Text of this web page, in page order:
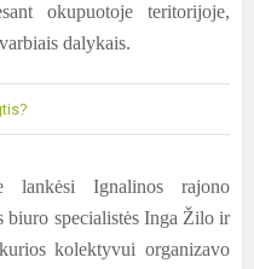
okupuotoje teritorijoje,
dalykais.
lankėsi Ignalinos rajono
biuro specialistės Inga Žilo ir
kolektyvui organizavo